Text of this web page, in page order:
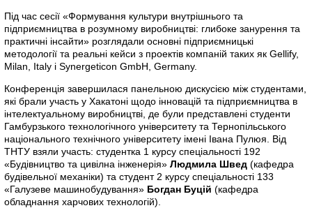
Під час сесії «Формування культури внутрішнього та
підприємництва в розумному виробництві: глибоке занурення та
практичні інсайти» розглядали основні підприємницькі
методології та реальні кейси з проектів компаній таких як Gellify,
Milan, Italy і Synergeticon GmbH, Germany.
Конференція завершилася панельною дискусією між студентами,
які брали участь у Хакатоні щодо інновацій та підприємництва в
інтелектуальному виробництві, де були представлені студенти
Гамбурзького технологічного університету та Тернопільського
національного технічного університету імені Івана Пулюя. Від
ТНТУ взяли участь: студентка 1 курсу спеціальності 192
«Будівництво та цивілна інженерія» Людмила Швед (кафедра
будівельної механіки) та студент 2 курсу спеціальності 133
«Галузеве машинобудування» Богдан Буцій (кафедра
обладнання харчових технологій).